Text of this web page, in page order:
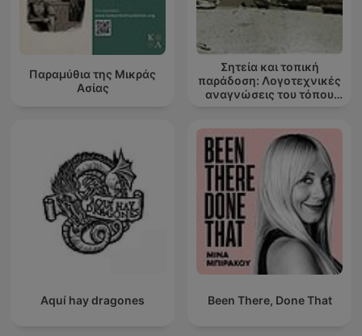
Παραμύθια της Μικράς
Ασίας
Σητεία και τοπική
παράδοση: Λογοτεχνικές
αναγνώσεις του τόπου
Aquí hay dragones Been There, Done That